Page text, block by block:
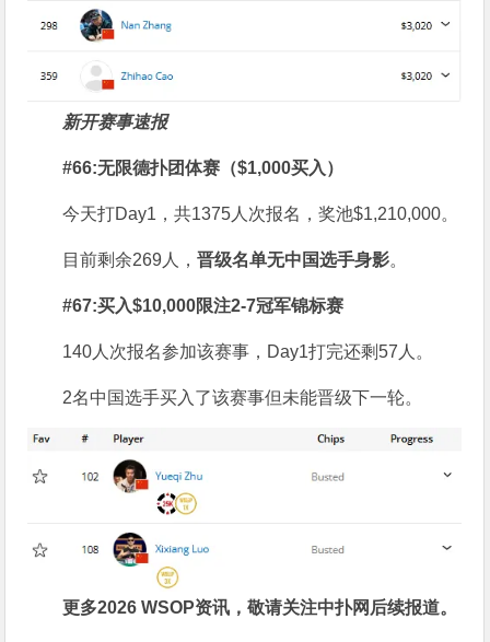
新开赛事速报
#66:无限德扑团体赛 （$1,000买入）
今天打Day1，共1375人次报名，奖池$1,210,000。
目前剩余269人，晋级名单无中国选手身影。
#67:买入$10,000限注2-7冠军锦标赛
140人次报名参加该赛事，Day1打完还剩57人。
2名中国选手买入了该赛事但未能晋级下一轮。
更多2026WSOP资讯，敬请关注中扑网后续报道。